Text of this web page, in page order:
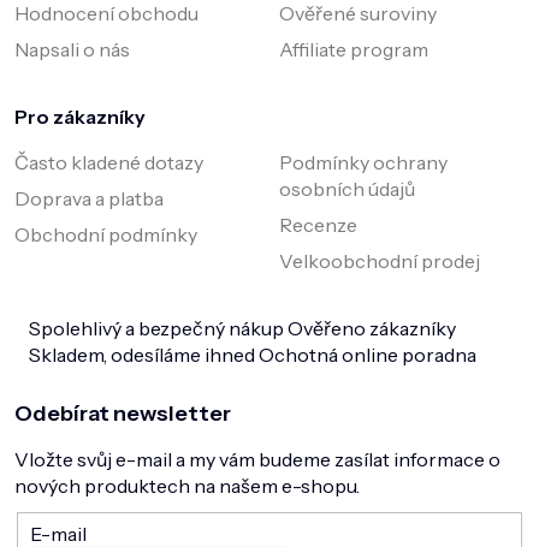
Hodnocení obchodu
Napsali o nás
Ověřené suroviny
Affiliate program
Pro zákazníky
Často kladené dotazy
Doprava a platba
Obchodní podmínky
Podmínky ochrany
osobních údajů
Recenze
Velkoobchodní prodej
Spolehlivý a bezpečný nákup Ověřeno zákazníky
Skladem, odesíláme ihned Ochotná online poradna
Odebírat newsletter
Vložte svůj e-mail a my vám budeme zasílat informace o
nových produktech na našem e-shopu.
E-mail